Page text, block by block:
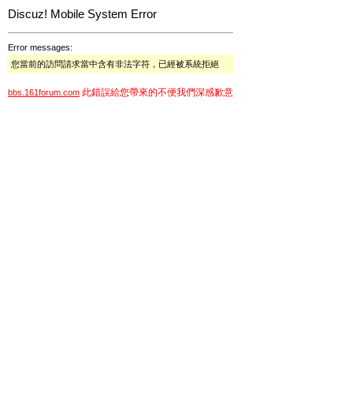
Discuz! Mobile System Error
Error messages:
您當前的訪問請求當中含有非法字符，已經被系統拒絕
bbs.161forum.com 此錯誤給您帶來的不便我們深感歉意